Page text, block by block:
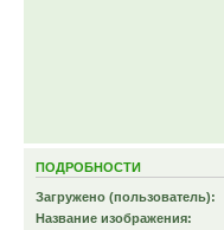
ПОДРОБНОСТИ
Загружено (пользователь):
Название изображения: